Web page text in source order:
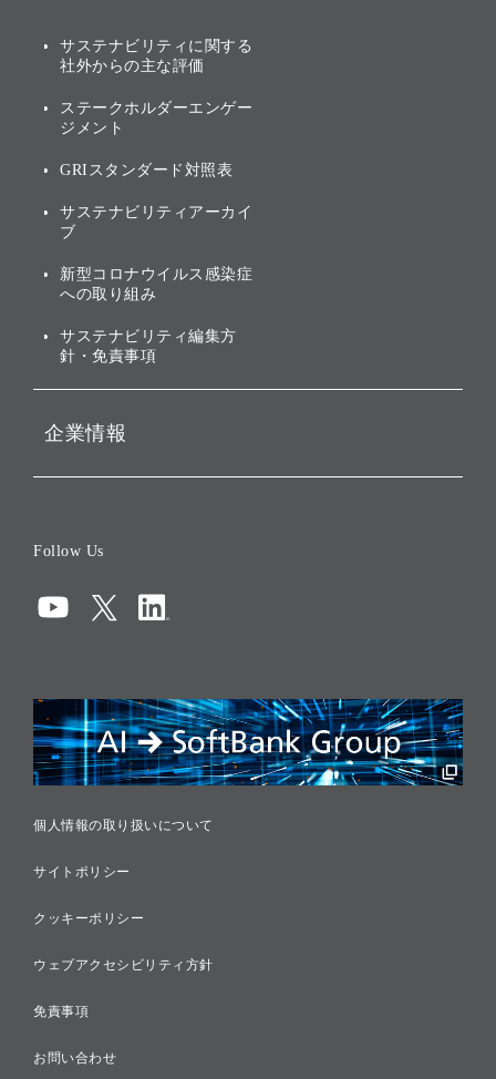
[AI] What dreams are made
その他
グループ企業一覧
業績・財務
アニュアルレポート
株主・投資家情報（IR）に
トップメッセージ
サステナビリティの考え方
ガバナンス
投資先のサステナビリティ
サステナビリティに関する
社外からの主な評価
ステークホルダーエンゲー
ジメント
GRIスタンダード対照表
サステナビリティアーカイ
ブ
新型コロナウイルス感染症
への取り組み
サステナビリティ編集方
針・免責事項
企業情報
コンプライアンス
リスクマネジメント
税務に対する取り組み
採用情報
Follow Us
個人情報の取り扱いについて
サイトポリシー
クッキーポリシー
ウェブアクセシビリティ方針
免責事項
お問い合わせ